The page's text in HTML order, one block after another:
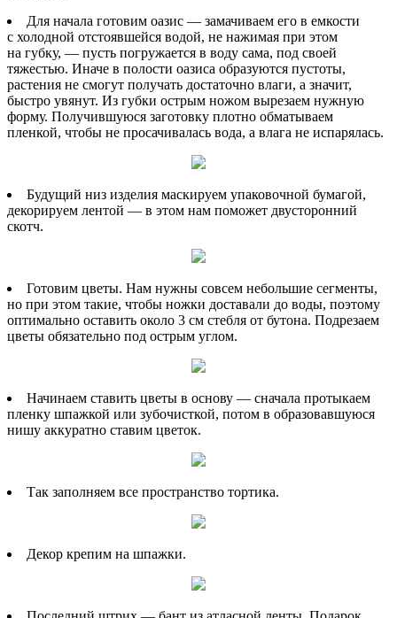
Для начала готовим оазис — замачиваем его в емкости
с холодной отстоявшейся водой, не нажимая при этом
на губку, — пусть погружается в воду сама, под своей
тяжестью. Иначе в полости оазиса образуются пустоты,
растения не смогут получать достаточно влаги, а значит,
быстро увянут. Из губки острым ножом вырезаем нужную
форму. Получившуюся заготовку плотно обматываем
пленкой, чтобы не просачивалась вода, а влага не испарялась.
Будущий низ изделия маскируем упаковочной бумагой,
декорируем лентой — в этом нам поможет двусторонний
скотч.
Готовим цветы. Нам нужны совсем небольшие сегменты,
но при этом такие, чтобы ножки доставали до воды, поэтому
оптимально оставить около 3 см стебля от бутона. Подрезаем
цветы обязательно под острым углом.
Начинаем ставить цветы в основу — сначала протыкаем
пленку шпажкой или зубочисткой, потом в образовавшуюся
нишу аккуратно ставим цветок.
Так заполняем все пространство тортика.
Декор крепим на шпажки.